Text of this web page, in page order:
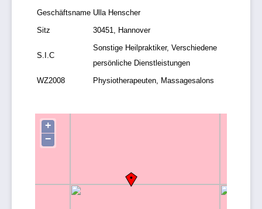
Geschäftsname Ulla Henscher
Sitz
30451, Hannover
S.I.C
Sonstige Heilpraktiker, Verschiedene
persönliche Dienstleistungen
WZ2008
Physiotherapeuten, Massagesalons
+
−